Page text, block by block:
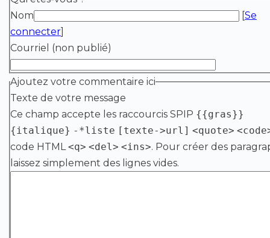
Nom
[Se
connecter]
Courriel (non publié)
Ajoutez votre commentaire ici
Texte de votre message
Ce champ accepte les raccourcis SPIP {{gras}}
{italique} -*liste [texte->url] <quote>
code HTML<q> <del> <ins>. Pour créer des
laissez simplement des lignes vides.